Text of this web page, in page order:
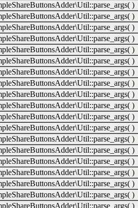
)
)
)
)
)
)
)
)
)
)
)
)
)
)
)
)
)
)
)